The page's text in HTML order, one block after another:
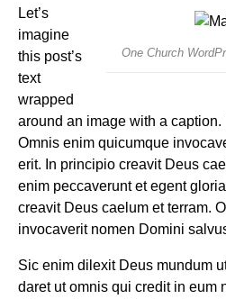
One Church
Let’s
imagine
this post’s
text
wrapped
around an image with a caption.
Omnis enim quicumque
erit. In principio creavit Deus
enim peccaverunt et egent
creavit Deus caelum et terram.
invocaverit nomen Domini
Sic enim dilexit Deus mundum
daret ut omnis qui credit in eum